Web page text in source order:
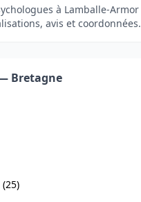
à Lamballe-Armor
avis et coordonnées.
Bretagne